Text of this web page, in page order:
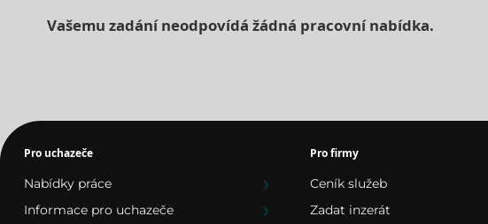
Vašemu zadání neodpovídá žádná pracovní nabídka.
Pro uchazeče
Nabídky práce
Informace pro uchazeče
Pro firmy
Ceník služeb
Zadat inzerát